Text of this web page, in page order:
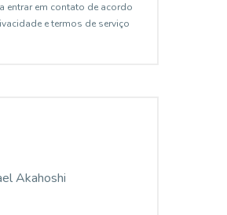
entrar em contato de acordo
e termos de serviço